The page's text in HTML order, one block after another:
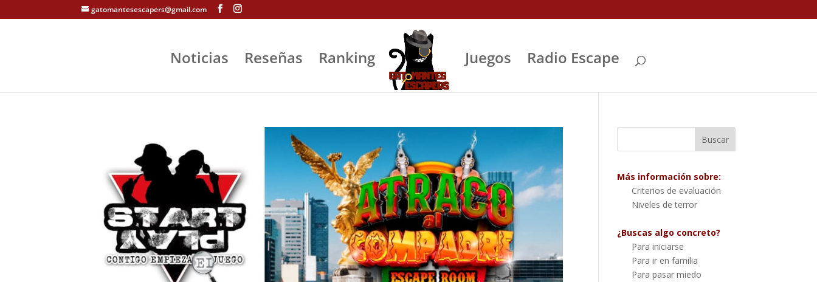
gatomantesescapers@gmail.com
Noticias Reseñas Ranking Juegos Radio Escape
Más información sobre:
Criterios de evaluación
Niveles de terror
¿Buscas algo concreto?
Para iniciarse
Para ir en familia
Para pasar miedo